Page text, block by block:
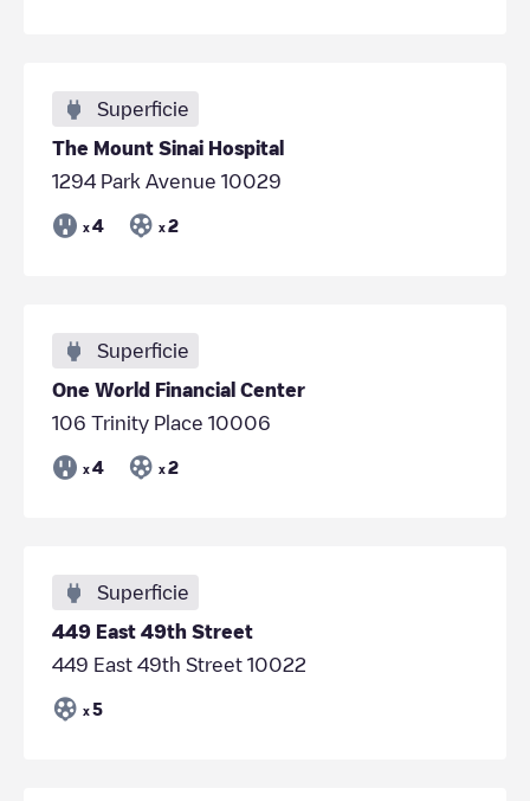
Superficie
The Mount Sinai Hospital
1294 Park Avenue 10029
x 4 x 2
Superficie
One World Financial Center
106 Trinity Place 10006
x 4 x 2
Superficie
449 East 49th Street
449 East 49th Street 10022
x 5